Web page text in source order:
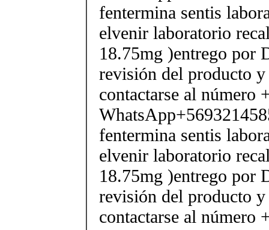
fentermina sentis
elvenir laboratorio
18.75mg )entrego por
revisión del producto
contactarse al número
fentermina sentis
elvenir laboratorio
18.75mg )entrego por
revisión del producto
contactarse al número